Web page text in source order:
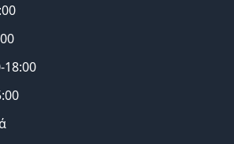
18:00